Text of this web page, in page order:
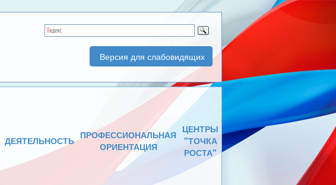
Версия для слабовидящих
ДЕЯТЕЛЬНОСТЬ ПРОФЕССИОНАЛЬНАЯ
ОРИЕНТАЦИЯ
ЦЕНТРЫ
"ТОЧКА
РОСТА"